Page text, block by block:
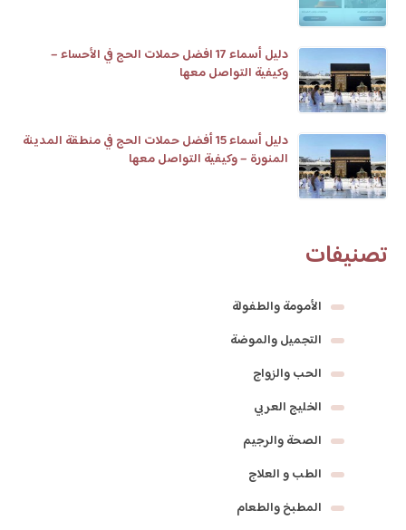
دليل أسماء 17 افضل حملات الحج في الأحساء –
وكيفية التواصل معها
دليل أسماء 15 أفضل حملات الحج في منطقة المدينة
المنورة – وكيفية التواصل معها
تصنيفات
الأمومة والطفولة
التجميل والموضة
الحب والزواج
الخليج العربي
الصحة والرجيم
الطب و العلاج
المطبخ والطعام